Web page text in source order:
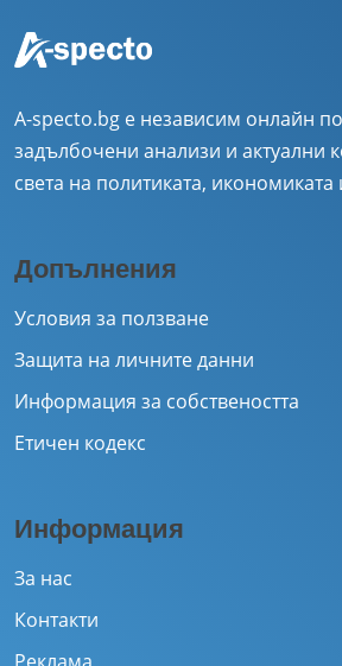
A-specto.bg е независим онлайн
задълбочени анализи и актуални
света на политиката,
Допълнения
Условия за ползване
Защита на личните данни
Информация за собствеността
Етичен кодекс
Информация
За нас
Контакти